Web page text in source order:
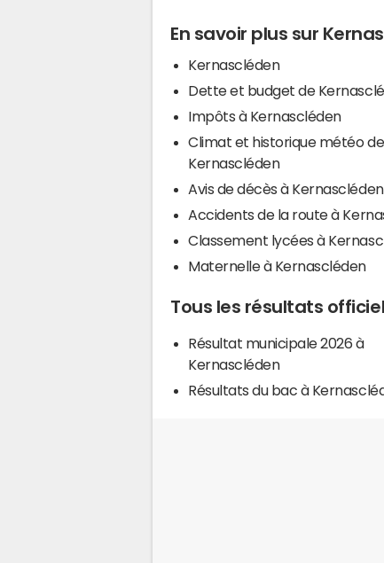
En savoir plus sur
Kernascléden
Dette et budget de
Impôts à Kernascléden
Climat et historique météo de
Kernascléden
Avis de décès à Kernascléden
Accidents de la route à
Classement lycées à
Maternelle à Kernascléden
Tous les résultats
Résultat municipale 2026 à
Kernascléden
Résultats du bac à